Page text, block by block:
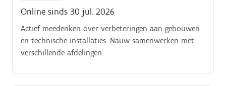
Online sinds 30 jul. 2026
Actief meedenken over verbeteringen aan gebouwen
en technische installaties. Nauw samenwerken met
verschillende afdelingen.